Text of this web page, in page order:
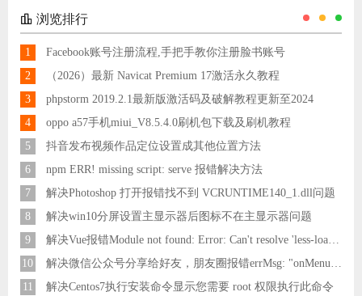
浏览排行
1
Facebook账号注册流程,手把手教你注册脸书账号
2
（2026）最新 Navicat Premium 17激活永久教程
3
phpstorm 2019.2.1最新版激活码及破解教程更新至2024
4
oppo a57手机miui_V8.5.4.0刷机包下载及刷机教程
5
抖音发布视频作品定位设置成其他位置方法
6
npm ERR! missing script: serve 报错解决方法
7
解决Photoshop 打开报错找不到 VCRUNTIME140_1.dll问题
8
解决win10分屏设置主显示器后图标不在主显示器问题
9
解决Vue报错Module not found: Error: Can't resolve 'less-loader' in 'C:\Users\Hm\Desktop\vue\vue_shop'问题
10
解决微信公众号分享给好友，朋友圈报错errMsg: "onMenuShareAppMessage:fail, the permission value is offline verifying"
11
解决Centos7执行安装命令显示您需要 root 权限执行此命令